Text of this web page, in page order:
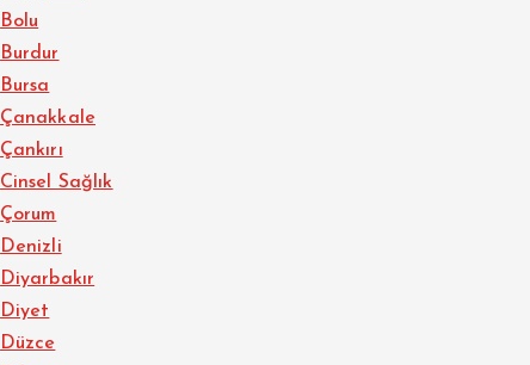
Bolu
Burdur
Bursa
Çanakkale
Çankırı
Cinsel Sağlık
Çorum
Denizli
Diyarbakır
Diyet
Düzce